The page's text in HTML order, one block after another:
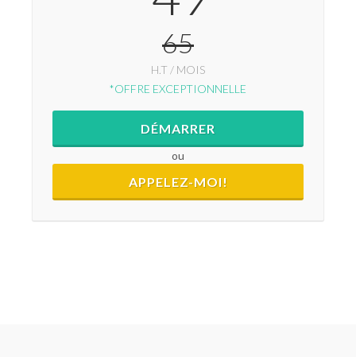
65
H.T / MOIS
*OFFRE EXCEPTIONNELLE
DÉMARRER
ou
APPELEZ-MOI!